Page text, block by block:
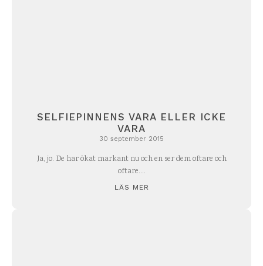
SELFIEPINNENS VARA ELLER ICKE
VARA
30 september 2015
Ja, jo. De har ökat markant nu och en ser dem oftare och
oftare....
LÄS MER